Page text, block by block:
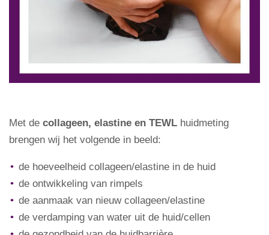
Met de collageen, elastine en TEWL huidmeting
brengen wij het volgende in beeld:
de hoeveelheid collageen/elastine in de huid
de ontwikkeling van rimpels
de aanmaak van nieuw collageen/elastine
de verdamping van water uit de huid/cellen